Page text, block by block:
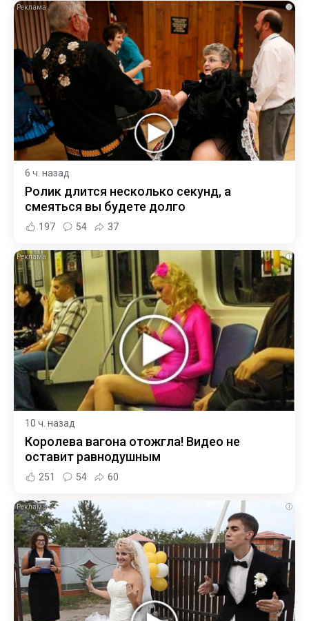
i
6 ч. назад
Ролик длится несколько секунд, а
смеяться вы будете долго
197 54 37
i
10 ч. назад
Королева вагона отожгла! Видео не
оставит равнодушным
251 54 60
i